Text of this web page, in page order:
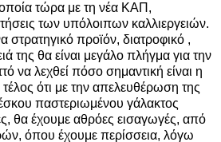
τώρα με τη νέα ΚΑΠ,
των υπόλοιπων καλλιεργειών.
στρατηγικό προϊόν, διατροφικό ,
της θα είναι μεγάλο πλήγμα για την
να λεχθεί πόσο σημαντική είναι η
ότι με την απελευθέρωση της
παστεριωμένου γάλακτος
θα έχουμε αθρόες εισαγωγές, από
όπου έχουμε περίσσεια, λόγω